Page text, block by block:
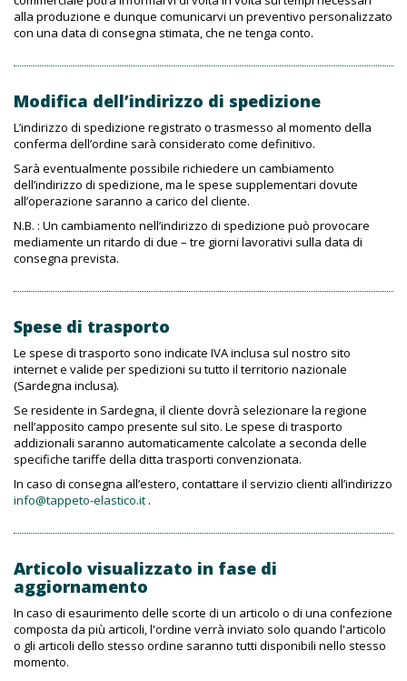
alla produzione e dunque comunicarvi un preventivo personalizzato
con una data di consegna stimata, che ne tenga conto.
Modifica dell’indirizzo di spedizione
L’indirizzo di spedizione registrato o trasmesso al momento della
conferma dell’ordine sarà considerato come definitivo.
Sarà eventualmente possibile richiedere un cambiamento
dell’indirizzo di spedizione, ma le spese supplementari dovute
all’operazione saranno a carico del cliente.
N.B. : Un cambiamento nell’indirizzo di spedizione può provocare
mediamente un ritardo di due – tre giorni lavorativi sulla data di
consegna prevista.
Spese di trasporto
Le spese di trasporto sono indicate IVA inclusa sul nostro sito
internet e valide per spedizioni su tutto il territorio nazionale
(Sardegna inclusa).
Se residente in Sardegna, il cliente dovrà selezionare la regione
nell’apposito campo presente sul sito. Le spese di trasporto
addizionali saranno automaticamente calcolate a seconda delle
specifiche tariffe della ditta trasporti convenzionata.
In caso di consegna all’estero, contattare il servizio clienti all’indirizzo
info@tappeto-elastico.it .
Articolo visualizzato in fase di
aggiornamento
In caso di esaurimento delle scorte di un articolo o di una confezione
composta da più articoli, l'ordine verrà inviato solo quando l'articolo
o gli articoli dello stesso ordine saranno tutti disponibili nello stesso
momento.